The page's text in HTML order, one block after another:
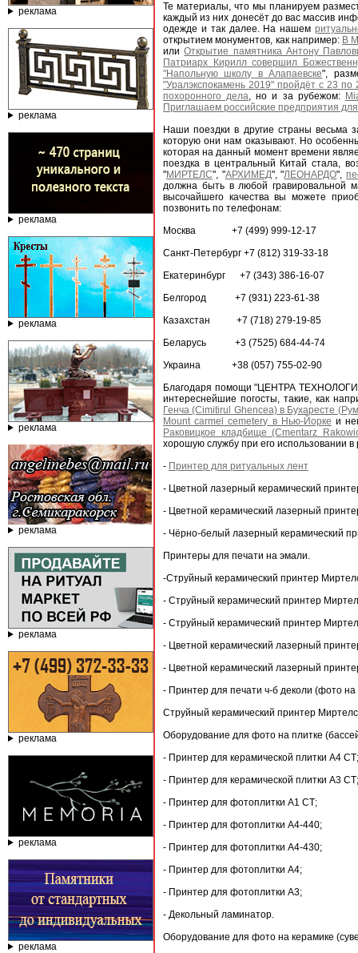
реклама
реклама
реклама
реклама
реклама
реклама
реклама
реклама
реклама
реклама
Те материалы, что мы планируем
каждый из них донесёт до вас массив
одежде и так далее. На нашем
открытием монументов, как например: В
илиОткрытие памятника Антону
Патриарх Кирилл совершил
"Напольную школу в Алапаевске",
"Уралэкспокамень 2019" пройдёт с 23 по
похоронного дела, но и за рубежом:
Приглашаем российские предприятия
Наши поездки в другие страны весьма
которую они нам оказывают. Но
которая на данный момент времени
поездка в центральный Китай стала,
"МИРТЕЛС", "АРХИМЕД", "ЛЕОНАРДО",
должна быть в любой гравировальной
высочайшего качества вы можете
позвонить по телефонам:
Москва +7 (499) 999-12-17
Санкт-Петербург +7 (812) 319-33-18
Екатеринбург +7 (343) 386-16-07
Белгород +7 (931) 223-61-38
Казахстан +7 (718) 279-19-85
Беларусь +3 (7525) 684-44-74
Украина +38 (057) 755-02-90
Благодаря помощи "ЦЕНТРА
интереснейшие погосты, такие, как
Генча (Cimitirul Ghencea) в Бухаресте
Mount carmel cemetery в Нью-Йорке и
Раковицкое кладбище (Cmentarz
хорошую службу при его использовании
- Принтер для ритуальных лент
- Цветной лазерный керамический
- Цветной керамический лазерный
- Чёрно-белый лазерный керамический
Принтеры для печати на эмали.
-Струйный керамический принтер
- Струйный керамический принтер
- Струйный керамический принтер
- Цветной керамический лазерный
- Цветной керамический лазерный
- Принтер для печати ч-б деколи (фото
Струйный керамический принтер
Оборудование для фото на плитке
- Принтер для керамической плитки А4 СТ;
- Принтер для керамической плитки А3 СТ;
- Принтер для фотоплитки А1 СТ;
- Принтер для фотоплитки А4-440;
- Принтер для фотоплитки А4-430;
- Принтер для фотоплитки А4;
- Принтер для фотоплитки А3;
- Декольный ламинатор.
Оборудование для фото на керамике